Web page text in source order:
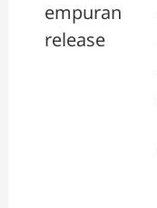
empuran
release